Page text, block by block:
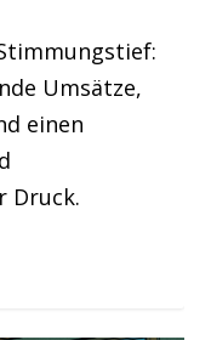
Umsätze,
einen
Druck.